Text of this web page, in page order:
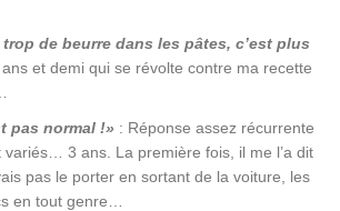
de beurre dans les pâtes, c’est plus
ans et demi qui se révolte contre ma recette
pas normal !» : Réponse assez récurrente
variés… 3 ans. La première fois, il me l’a dit
pas le porter en sortant de la voiture, les
en tout genre…